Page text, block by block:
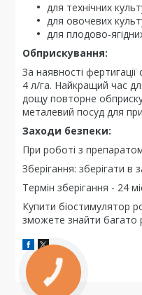
для технічних
для овочевих
для плодово-
Обприскування:
За наявності
4 л/га. Найкращий час
дощу повторне
металевий посуд для
Заходи безпеки:
При роботі з
Зберігання: зберігати в
Термін зберігання - 24
Купити біостимулятор
зможете знайти багато
КНОПКА
ЗВ'ЯЗКУ